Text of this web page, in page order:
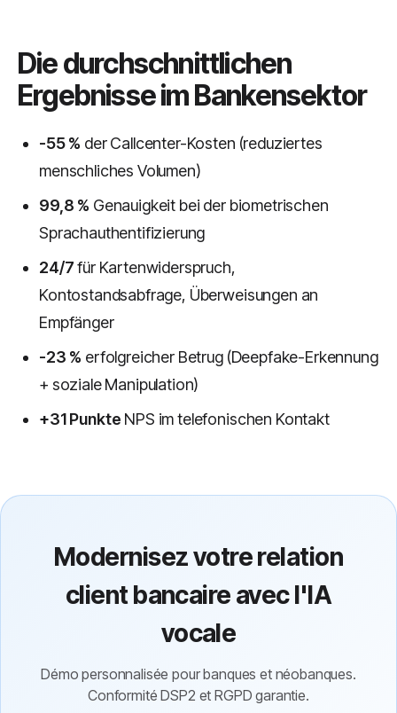
Die durchschnittlichen
Ergebnisse im Bankensektor
-55 % der Callcenter-Kosten (reduziertes
menschliches Volumen)
99,8 % Genauigkeit bei der biometrischen
Sprachauthentifizierung
24/7für Kartenwiderspruch,
Kontostandsabfrage, Überweisungen an
Empfänger
-23 % erfolgreicher Betrug (Deepfake-Erkennung
+ soziale Manipulation)
+31 Punkte NPS im telefonischen Kontakt
Modernisez votre relation
client bancaire avec l'IA
vocale
Démo personnalisée pour banques et néobanques.
Conformité DSP2 et RGPD garantie.